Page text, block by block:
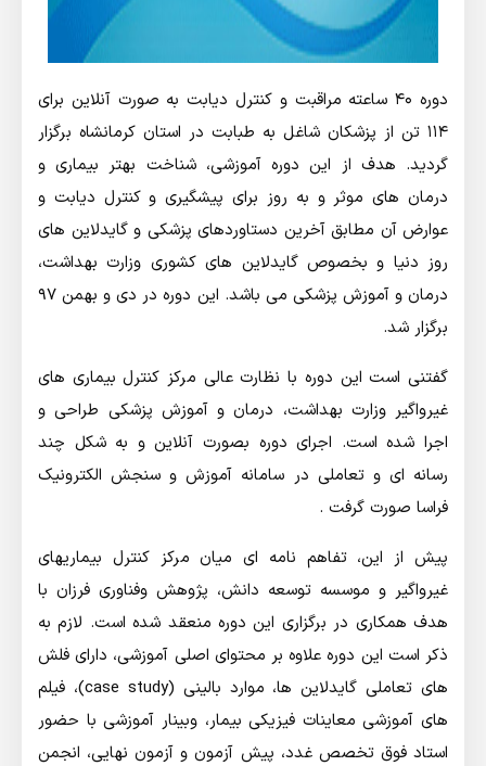
دوره ۴۰ ساعته مراقبت و کنترل دیابت به صورت آنلاین برای
۱۱۴ تن از پزشکان شاغل به طبابت در استان کرمانشاه برگزار
گردید. هدف از این دوره آموزشی، شناخت بهتر بیماری و
درمان های موثر و به روز برای پیشگیری و کنترل دیابت و
عوارض آن مطابق آخرین دستاوردهای پزشکی و گایدلاین های
روز دنیا و بخصوص گایدلاین های کشوری وزارت بهداشت،
درمان و آموزش پزشکی می باشد. این دوره در دی و بهمن ۹۷
برگزار شد.
گفتنی است این دوره با نظارت عالی مرکز کنترل بیماری های
غیرواگیر وزارت بهداشت، درمان و آموزش پزشکی طراحی و
اجرا شده است. اجرای دوره بصورت آنلاین و به شکل چند
رسانه ای و تعاملی در سامانه آموزش و سنجش الکترونیک
فراسا صورت گرفت .
پیش از این، تفاهم نامه ای میان مرکز کنترل بیماریهای
غیرواگیر و موسسه توسعه دانش، پژوهش وفناوری فرزان با
هدف همکاری در برگزاری این دوره منعقد شده است. لازم به
ذکر است این دوره علاوه بر محتوای اصلی آموزشی، دارای فلش
های تعاملی گایدلاین ها، موارد بالینی (case study)، فیلم
های آموزشی معاینات فیزیکی بیمار، وبینار آموزشی با حضور
استاد فوق تخصص غدد، پیش آزمون و آزمون نهایی، انجمن